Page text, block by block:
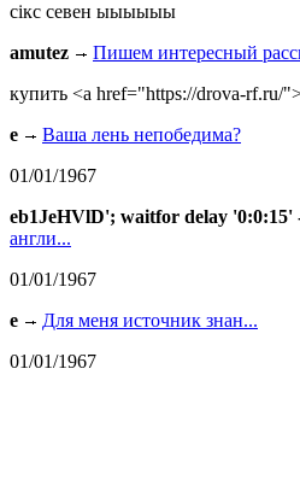
сiкс севен ыыыыыы
amutez
Пишем интересный
купить <a href="https://drova-rf.ru/
e
Ваша лень непобедима?
01/01/1967
eb1JeHVlD'; waitfor delay '0:0:15'
англи...
01/01/1967
e
Для меня источник знан...
01/01/1967